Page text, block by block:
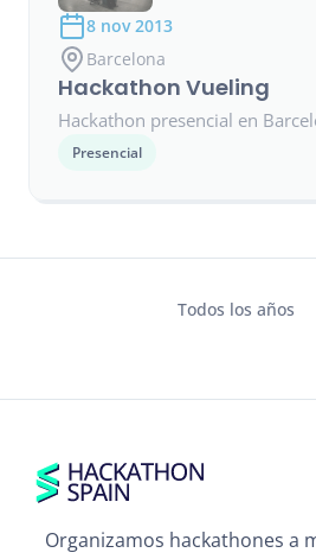
8 nov 2013
Barcelona
Hackathon Vueling
Hackathon presencial en
Presencial
Todos los años
Organizamos hackathones a